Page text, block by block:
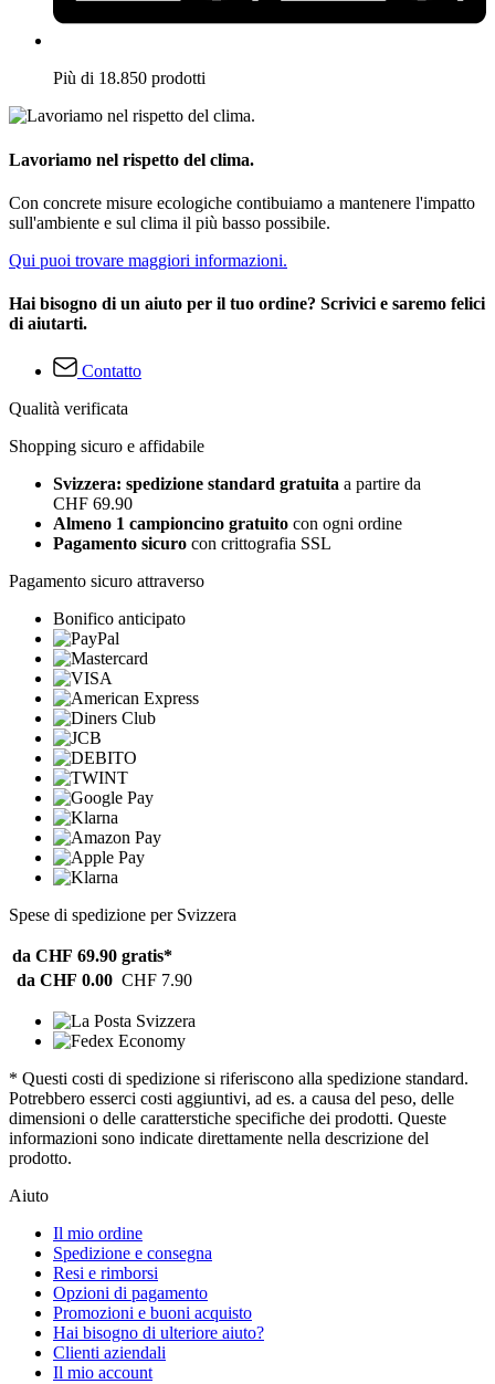
Più di 18.850 prodotti
Lavoriamo nel rispetto del clima.
Con concrete misure ecologiche contibuiamo a mantenere l'impatto
sull'ambiente e sul clima il più basso possibile.
Qui puoi trovare maggiori informazioni.
Hai bisogno di un aiuto per il tuo ordine? Scrivici e saremo felici
di aiutarti.
Contatto
Qualità verificata
Shopping sicuro e affidabile
Svizzera: spedizione standard gratuita a partire da
CHF 69.90
Almeno 1 campioncino gratuito con ogni ordine
Pagamento sicuro con crittografia SSL
Pagamento sicuro attraverso
Bonifico anticipato
Spese di spedizione per Svizzera
da CHF 69.90 gratis*
da CHF 0.00 CHF 7.90
* Questi costi di spedizione si riferiscono alla spedizione standard.
Potrebbero esserci costi aggiuntivi, ad es. a causa del peso, delle
dimensioni o delle caratterstiche specifiche dei prodotti. Queste
informazioni sono indicate direttamente nella descrizione del
prodotto.
Aiuto
Il mio ordine
Spedizione e consegna
Resi e rimborsi
Opzioni di pagamento
Promozioni e buoni acquisto
Hai bisogno di ulteriore aiuto?
Clienti aziendali
Il mio account